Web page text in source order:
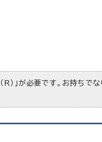
）」が必要です。お持ちでな